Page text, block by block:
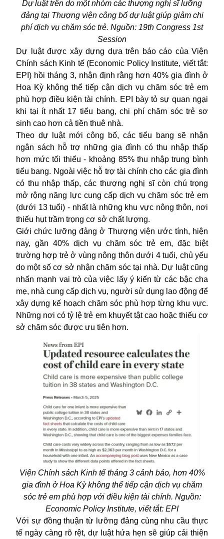
Dự luật trên do một nhóm các thượng nghị sĩ lưỡng
đảng tại Thượng viện công bố dự luật giúp giảm chi
phí dịch vụ chăm sóc trẻ. Nguồn: 19th Congress 1st
Session
Dự luật được xây dựng dựa trên báo cáo của Viện
Chính sách Kinh tế (Economic Policy Institute, viết tắt:
EPI) hồi tháng 3, nhận định rằng hơn 40% gia đình ở
Hoa Kỳ không thể tiếp cận dịch vụ chăm sóc trẻ em
phù hợp điều kiện tài chính. EPI bày tỏ sự quan ngại
khi tại ít nhất 17 tiểu bang, chi phí chăm sóc trẻ sơ
sinh cao hơn cả tiền thuê nhà.
Theo dự luật mới công bố, các tiểu bang sẽ nhận
ngân sách hỗ trợ những gia đình có thu nhập thấp
hơn mức tối thiểu - khoảng 85% thu nhập trung bình
tiểu bang. Ngoài việc hỗ trợ tài chính cho các gia đình
có thu nhập thấp, các thượng nghị sĩ còn chú trọng
mở rộng năng lực cung cấp dịch vụ chăm sóc trẻ em
(dưới 13 tuổi) - nhất là những khu vực nông thôn, nơi
thiếu hụt trầm trọng cơ sở chất lượng.
Giới chức lưỡng đảng ở Thượng viện ước tính, hiện
nay, gần 40% dịch vụ chăm sóc trẻ em, đặc biệt
trường hợp trẻ ở vùng nông thôn dưới 4 tuổi, chủ yếu
do một số cơ sở nhận chăm sóc tại nhà. Dự luật cũng
nhấn mạnh vai trò của việc lấy ý kiến từ các bậc cha
mẹ, nhà cung cấp dịch vụ, người sử dụng lao động để
xây dựng kế hoạch chăm sóc phù hợp từng khu vực.
Những nơi có tỷ lệ trẻ em khuyết tật cao hoặc thiếu cơ
sở chăm sóc được ưu tiên hơn.
Viện Chính sách Kinh tế tháng 3 cảnh báo, hơn 40%
gia đình ở Hoa Kỳ không thể tiếp cận dịch vụ chăm
sóc trẻ em phù hợp với điều kiện tài chính. Nguồn:
Economic Policy Institute, viết tắt: EPI
Với sự đồng thuận từ lưỡng đảng cùng nhu cầu thực
tế ngày càng rõ rệt, dự luật hứa hẹn sẽ giúp cải thiện